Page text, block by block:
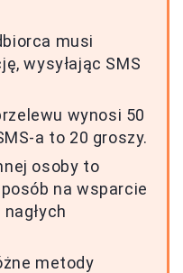
musi
wysyłając SMS
wynosi 50
a to 20 groszy.
osoby to
na wsparcie
metody